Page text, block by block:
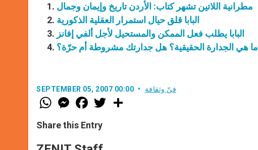
مطرانية اللاتين تشهر كتاب: الأردن تاريخ وإيمان وجمال
البابا قلق حيال استمرار العقلية الذكورية
البابا يطلب فعل الممكن والمستحيل لأجل ألفي إفانز
ما هي الجدارة الحقيقية؟ هل جدارتك مشروطة أم حرّة؟
SEPTEMBER 05, 2007 00:00 فنّ وثقافة
W
h
t
s
p
M
e
s
e
g
F
a
e
b
o
w
Share this Entry